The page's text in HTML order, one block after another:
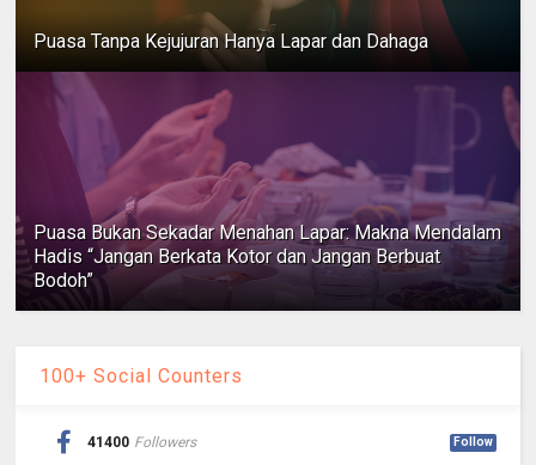
Puasa Tanpa Kejujuran Hanya Lapar dan Dahaga
Puasa Bukan Sekadar Menahan Lapar: Makna Mendalam
Hadis “Jangan Berkata Kotor dan Jangan Berbuat
Bodoh”
100+ Social Counters
41400 Followers Follow